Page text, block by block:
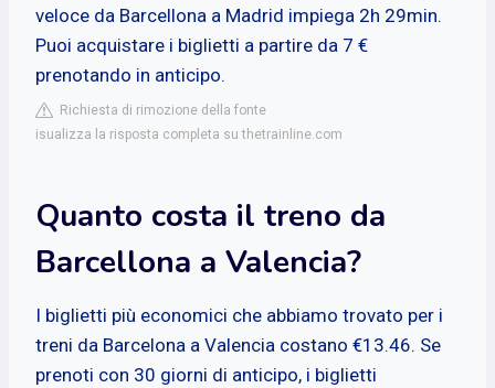
veloce da Barcellona a Madrid impiega 2h 29min.
Puoi acquistare i biglietti a partire da 7 €
prenotando in anticipo.
Richiesta di rimozione della fonte
isualizza la risposta completa su thetrainline.com
Quanto costa il treno da
Barcellona a Valencia?
I biglietti più economici che abbiamo trovato per i
treni da Barcelona a Valencia costano €13.46. Se
prenoti con 30 giorni di anticipo, i biglietti